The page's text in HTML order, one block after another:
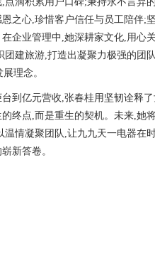
之心,珍惜客户信任与员工陪伴;
企业管理中,她深耕家文化,用心
建旅游,打造出凝聚力极强的团
理念。
到亿元营收,张春桂用坚韧诠释
终点,而是重生的契机。未来,她
情凝聚团队,让九九天一电器在
新答卷。